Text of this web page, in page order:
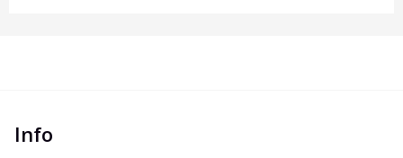
Info